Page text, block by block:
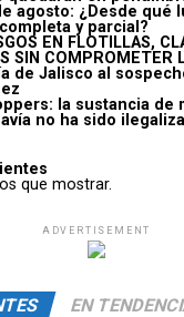
agosto: ¿Desde qué
y parcial?
EN FLOTILLAS,
SIN COMPROMETER
de Jalisco al
la sustancia de
no ha sido
que mostrar.
ADVERTISEMENT
EN